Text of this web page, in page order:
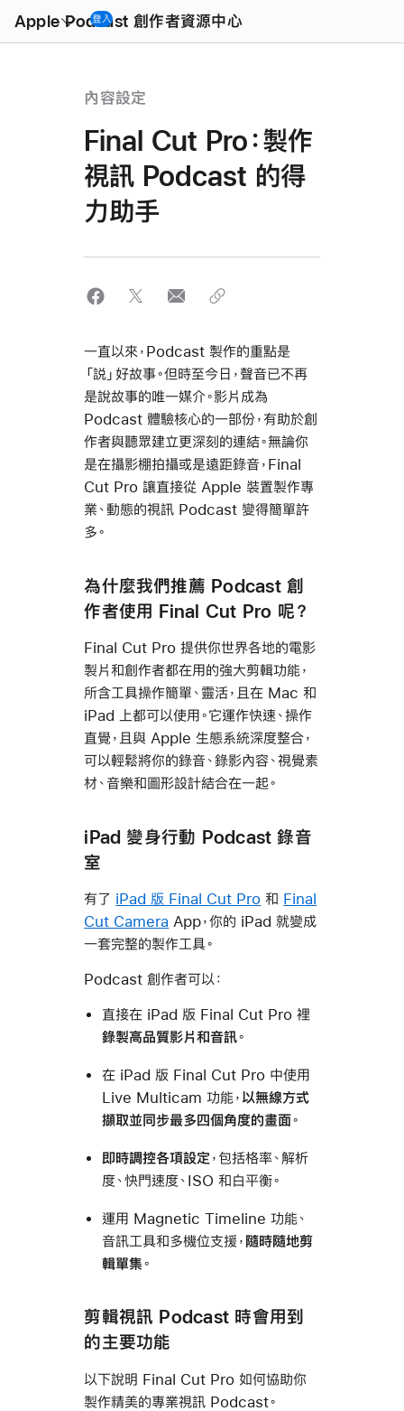
Apple Podcast 創作者資源中心
Menu
登入
內容設定
Final Cut Pro：製作
視訊 Podcast 的得
力助手
一直以來，Podcast 製作的重點是
「説」好故事。但時至今日，聲音已不再
是說故事的唯一媒介。影片成為
Podcast 體驗核心的一部份，有助於創
作者與聽眾建立更深刻的連結。無論你
是在攝影棚拍攝或是遠距錄音，Final
Cut Pro 讓直接從 Apple 裝置製作專
業、動態的視訊 Podcast 變得簡單許
多。
為什麼我們推薦 Podcast 創
作者使用 Final Cut Pro 呢？
Final Cut Pro 提供你世界各地的電影
製片和創作者都在用的強大剪輯功能，
所含工具操作簡單、靈活，且在 Mac 和
iPad 上都可以使用。它運作快速、操作
直覺，且與 Apple 生態系統深度整合，
可以輕鬆將你的錄音、錄影內容、視覺素
材、音樂和圖形設計結合在一起。
iPad 變身行動 Podcast 錄音
室
有了 iPad 版 Final Cut Pro 和 Final
Cut Camera App，你的 iPad 就變成
一套完整的製作工具。
Podcast 創作者可以：
直接在 iPad 版 Final Cut Pro 裡
錄製高品質影片和音訊。
在 iPad 版 Final Cut Pro 中使用
Live Multicam 功能， 以無線方式
擷取並同步最多四個角度的畫面。
即時調控各項設定 ，包括格率、解析
度、快門速度、ISO 和白平衡。
運用 Magnetic Timeline 功能、
音訊工具和多機位支援， 隨時隨地剪
輯單集。
剪輯視訊 Podcast 時會用到
的主要功能
以下說明 Final Cut Pro 如何協助你
製作精美的專業視訊 Podcast。